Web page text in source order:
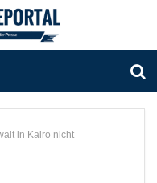
in Kairo nicht